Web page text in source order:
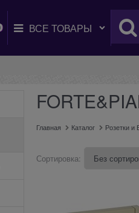
Главная Каталог Розетки и
Сортировка: